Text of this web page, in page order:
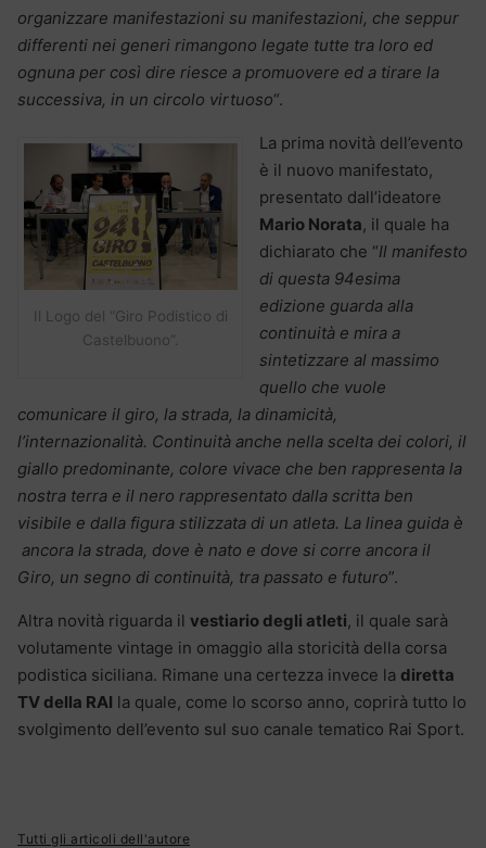
organizzare manifestazioni su manifestazioni, che seppur
differenti nei generi rimangono legate tutte tra loro ed
ognuna per così dire riesce a promuovere ed a tirare la
successiva, in un circolo virtuoso“.
Il Logo del “Giro Podistico di
Castelbuono”.
La prima novità dell’evento
è il nuovo manifestato,
presentato dall’ideatore
Mario Norata, il quale ha
dichiarato che “Il manifesto
di questa 94esima
edizione guarda alla
continuità e mira a
sintetizzare al massimo
quello che vuole
comunicare il giro, la strada, la dinamicità,
l’internazionalità. Continuità anche nella scelta dei colori, il
giallo predominante, colore vivace che ben rappresenta la
nostra terra e il nero rappresentato dalla scritta ben
visibile e dalla figura stilizzata di un atleta. La linea guida è
ancora la strada, dove è nato e dove si corre ancora il
Giro, un segno di continuità, tra passato e futuro”.
Altra novità riguarda il vestiario degli atleti, il quale sarà
volutamente vintage in omaggio alla storicità della corsa
podistica siciliana. Rimane una certezza invece la diretta
TV della RAI la quale, come lo scorso anno, coprirà tutto lo
svolgimento dell’evento sul suo canale tematico Rai Sport.
Tutti gli articoli dell'autore